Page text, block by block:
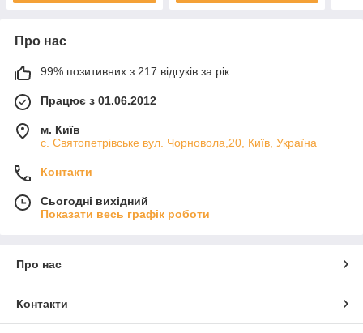
Про нас
99% позитивних з 217 відгуків за рік
Працює з 01.06.2012
м. Київ
с. Святопетрівське вул. Чорновола,20, Київ, Україна
Контакти
Сьогодні вихідний
Показати весь графік роботи
Про нас
Контакти